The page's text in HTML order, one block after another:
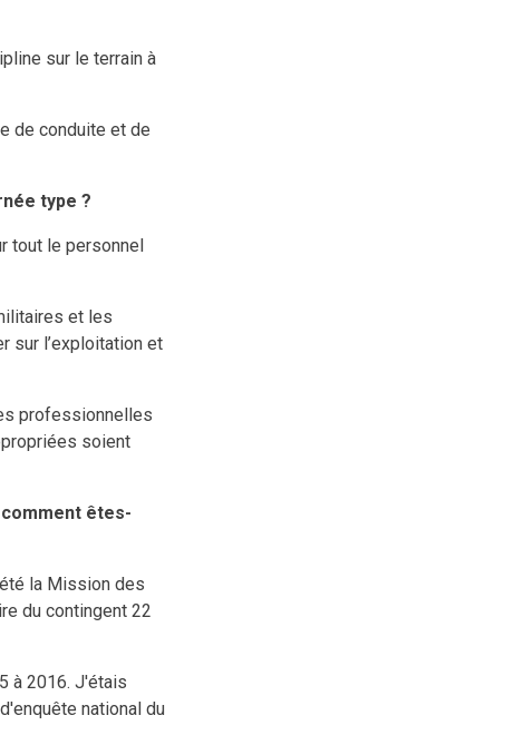
sur le terrain à
de conduite et de
type ?
tout le personnel
et les
sur l’exploitation et
professionnelles
soient
êtes-
la Mission des
du contingent 22
à 2016. J'étais
national du